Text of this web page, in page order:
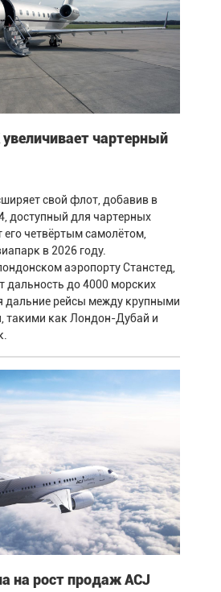
чартерный
свой флот, добавив в
доступный для чартерных
его четвёртым самолётом,
в 2026 году.
аэропорту Станстед,
дальность до 4000 морских
дальние рейсы между крупными
такими как Лондон-Дубай и
на рост продаж ACJ